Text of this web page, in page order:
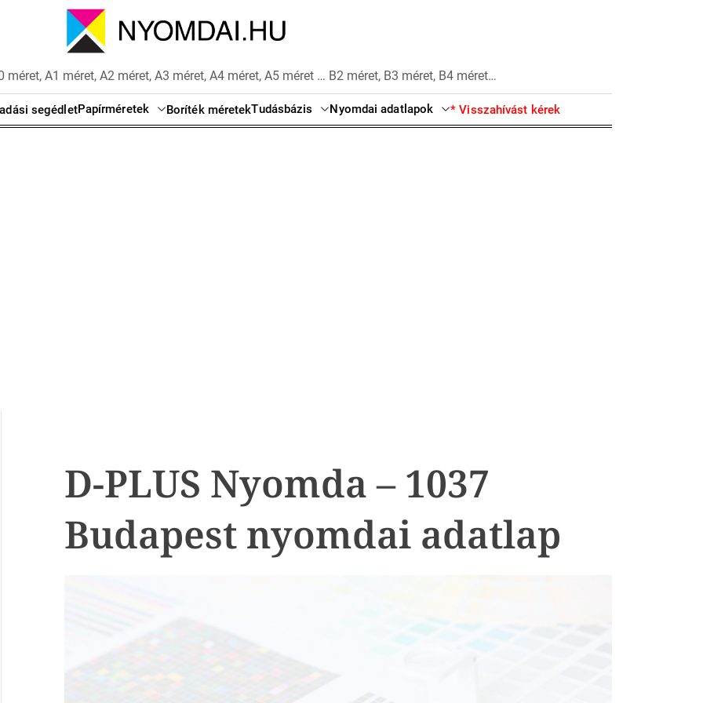
A1 méret, A2 méret, A3 méret, A4 méret, A5 méret … B2 méret, B3 méret, B4 méret…
segédletPapírméretek Boríték méretekTudásbázis Nyomdai adatlapok * Visszahívást kérek
D-PLUS Nyomda – 1037
Budapest nyomdai adatlap